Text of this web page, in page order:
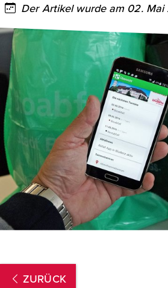
Der Artikel wurde am 02.
ZURÜCK